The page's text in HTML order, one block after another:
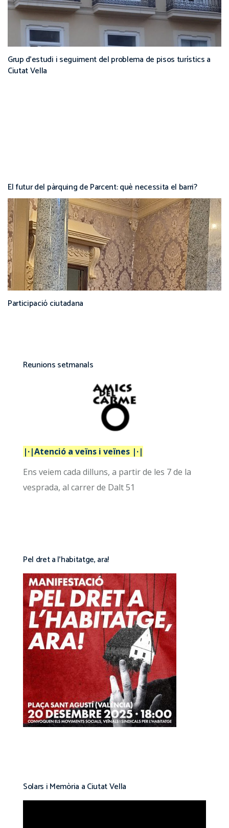
Grup d’estudi i seguiment del problema de pisos turístics a
Ciutat Vella
El futur del pàrquing de Parcent: què necessita el barri?
Participació ciutadana
Reunions setmanals
|·|Atenció a veïns i veïnes |·|
Ens veiem cada dilluns, a partir de les 7 de la
vesprada, al carrer de Dalt 51
Pel dret a l’habitatge, ara!
Solars i Memòria a Ciutat Vella